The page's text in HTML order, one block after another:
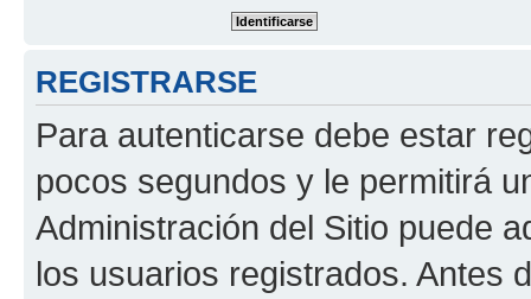
REGISTRARSE
Para autenticarse debe estar
pocos segundos y le permitirá
Administración del Sitio puede
los usuarios registrados. Antes